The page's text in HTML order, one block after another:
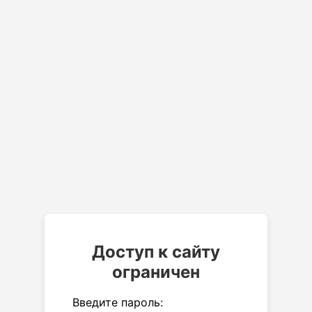
Доступ к сайту
ограничен
Введите пароль: